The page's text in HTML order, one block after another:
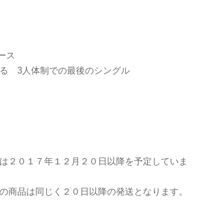
ス
3人体制での最後のシングル
２０１７年１２月２０日以降を予定していま
商品は同じく２０日以降の発送となります。